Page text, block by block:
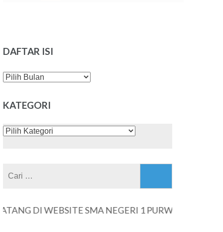
DAFTAR ISI
DAFTAR
KATEGORI
KATEGORI
DI WEBSITE SMA NEGERI 1 PURWANTORO